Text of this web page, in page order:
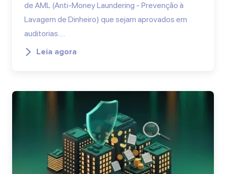
de AML (Anti-Money Laundering - Prevenção à
Lavagem de Dinheiro) que sejam aprovados em
auditorias.…
Leia agora